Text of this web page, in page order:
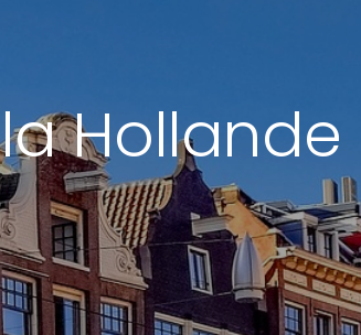
Hollande